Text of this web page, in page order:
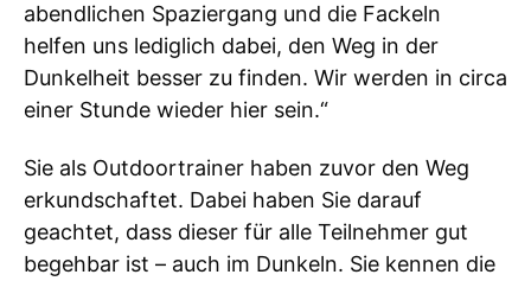
abendlichen Spaziergang und die Fackeln
helfen uns lediglich dabei, den Weg in der
Dunkelheit besser zu finden. Wir werden in circa
einer Stunde wieder hier sein.“
Sie als Outdoortrainer haben zuvor den Weg
erkundschaftet. Dabei haben Sie darauf
geachtet, dass dieser für alle Teilnehmer gut
begehbar ist – auch im Dunkeln. Sie kennen die